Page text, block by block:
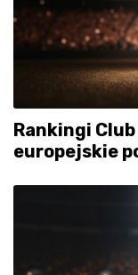
Rankingi
europejskie